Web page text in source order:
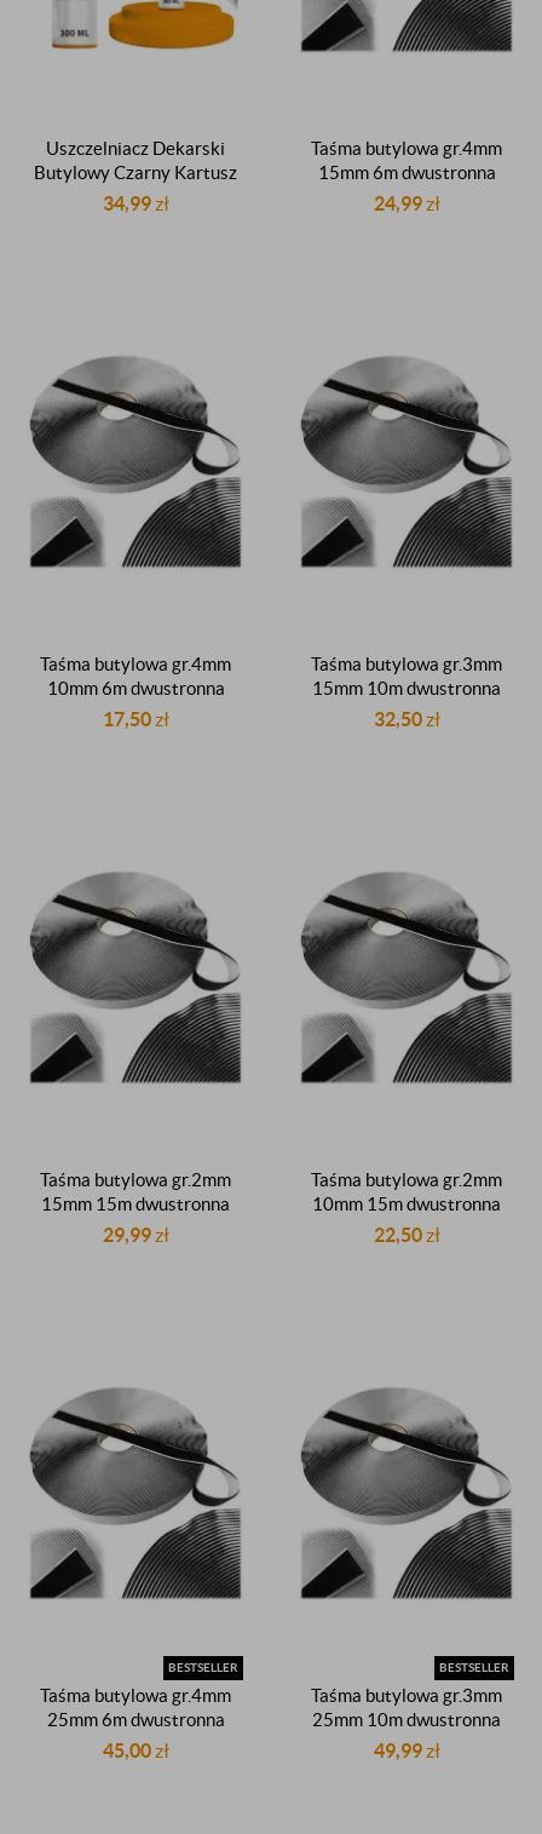
Uszczelniacz Dekarski
Butylowy Czarny Kartusz
300ml Budfix
34,99zł
Taśma butylowa gr.4mm
15mm 6m dwustronna
czarna dekarska dachowa
24,99zł
Taśma butylowa gr.4mm
10mm 6m dwustronna
czarna dekarska dachowa
17,50zł
Taśma butylowa gr.3mm
15mm 10m dwustronna
czarna dekarska dachowa
32,50zł
Taśma butylowa gr.2mm
15mm 15m dwustronna
czarna dekarska dachowa
29,99zł
Taśma butylowa gr.2mm
10mm 15m dwustronna
czarna dekarska dachowa
22,50zł
BESTSELLER
Taśma butylowa gr.4mm
25mm 6m dwustronna
czarna dekarska butyl
45,00zł
BESTSELLER
Taśma butylowa gr.3mm
25mm 10m dwustronna
czarna dekarska butyl
49,99zł